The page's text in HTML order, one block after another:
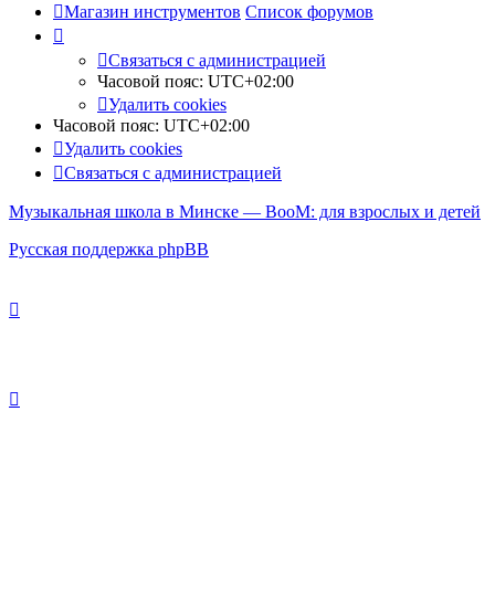
Магазин инструментов Список форумов
Связаться с администрацией
Часовой пояс: UTC+02:00
Удалить cookies
Часовой пояс: UTC+02:00
Удалить cookies
Связаться с администрацией
Музыкальная школа в Минске — BooM: для взрослых и детей
Русская поддержка phpBB